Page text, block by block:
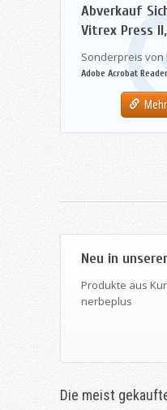
Abverkauf
Vitrex Press
Sonderpreis von
Adobe Acrobat
Mehr
Neu in
Produkte aus
nerbeplus
Die meist